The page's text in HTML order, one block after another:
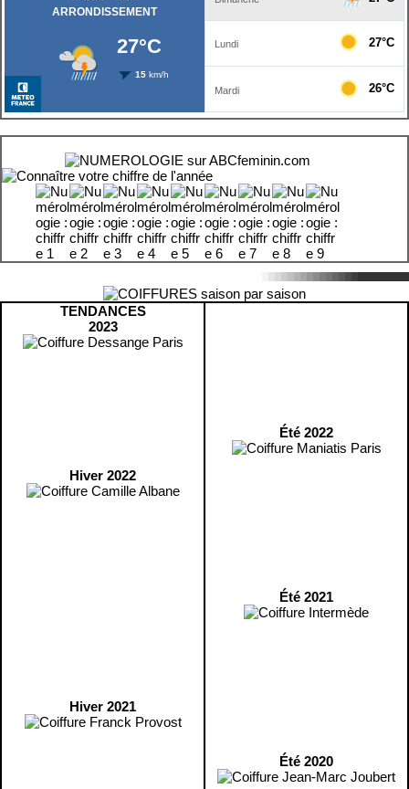
TENDANCES
2023
Hiver 2022
Hiver 2021
Été 2022
Été 2021
Été 2020